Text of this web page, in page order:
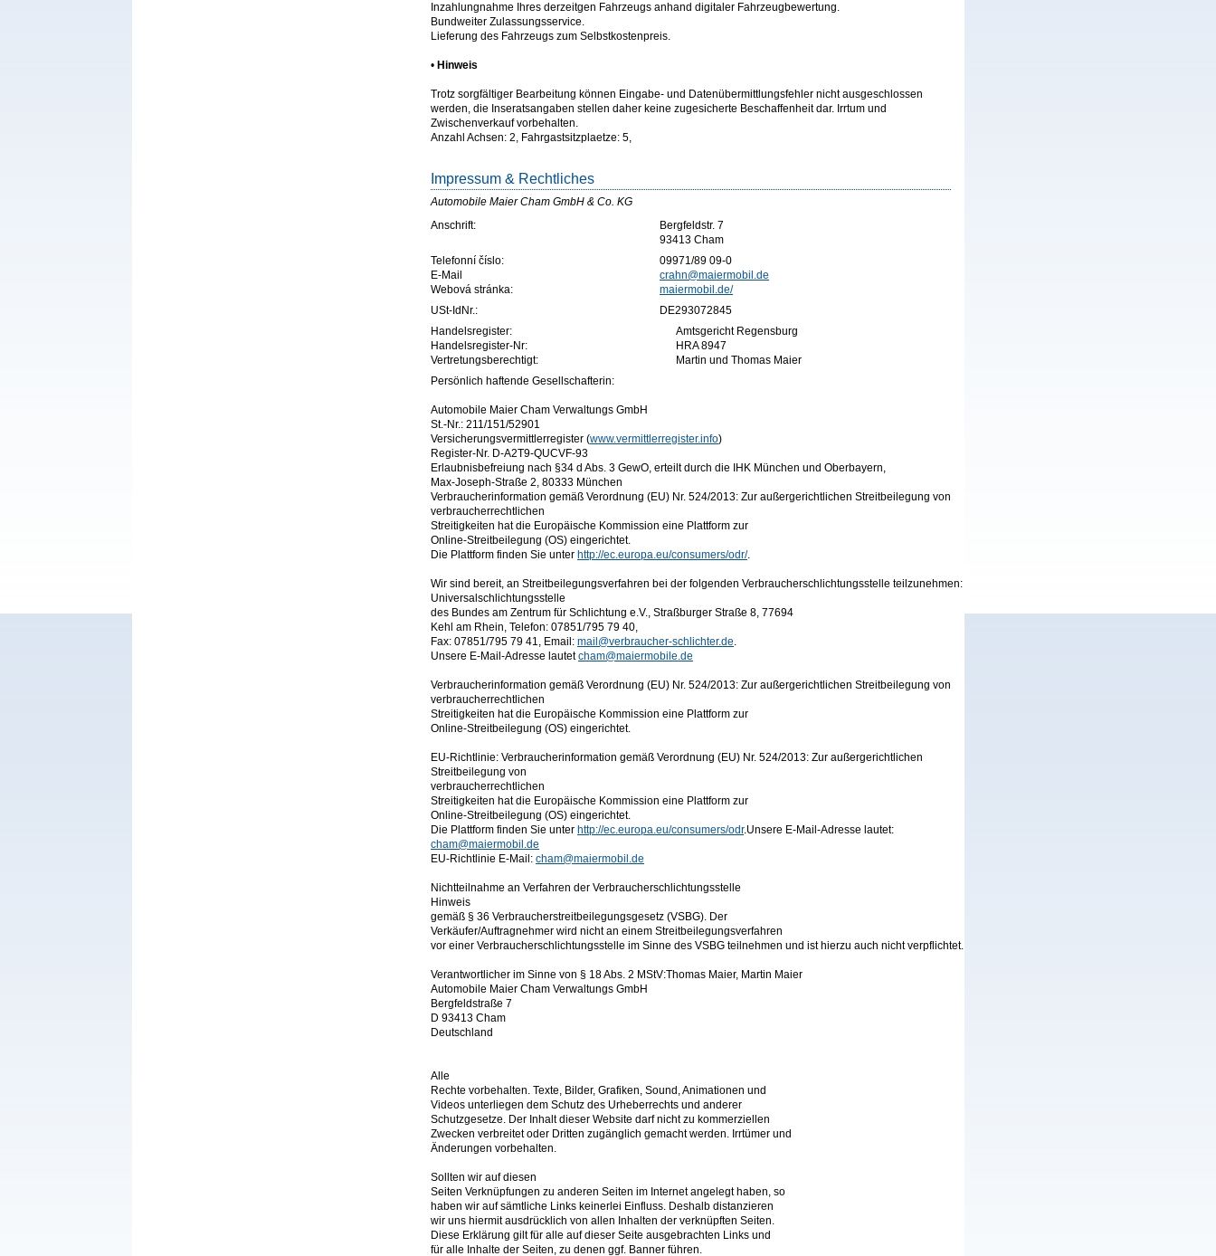
Inzahlungnahme Ihres derzeitgen Fahrzeugs anhand digitaler Fahrzeugbewertung.
Bundweiter Zulassungsservice.
Lieferung des Fahrzeugs zum Selbstkostenpreis.
• Hinweis
Trotz sorgfältiger Bearbeitung können Eingabe- und Datenübermittlungsfehler nicht ausgeschlossen
werden, die Inseratsangaben stellen daher keine zugesicherte Beschaffenheit dar. Irrtum und
Zwischenverkauf vorbehalten.
Anzahl Achsen: 2, Fahrgastsitzplaetze: 5,
Impressum & Rechtliches
Automobile Maier Cham GmbH & Co. KG
Anschrift:
Bergfeldstr. 7
93413 Cham
Telefonní číslo:
09971/89 09-0
E-Mail
crahn@maiermobil.de
Webová stránka:
maiermobil.de/
USt-IdNr.:
DE293072845
Handelsregister:
Amtsgericht Regensburg
Handelsregister-Nr:
HRA 8947
Vertretungsberechtigt:
Martin und Thomas Maier
Persönlich haftende Gesellschafterin:
Automobile Maier Cham Verwaltungs GmbH
St.-Nr.: 211/151/52901
Versicherungsvermittlerregister (www.vermittlerregister.info)
Register-Nr. D-A2T9-QUCVF-93
Erlaubnisbefreiung nach §34 d Abs. 3 GewO, erteilt durch die IHK München und Oberbayern,
Max-Joseph-Straße 2, 80333 München
Verbraucherinformation gemäß Verordnung (EU) Nr. 524/2013: Zur außergerichtlichen Streitbeilegung von
verbraucherrechtlichen
Streitigkeiten hat die Europäische Kommission eine Plattform zur
Online-Streitbeilegung (OS) eingerichtet.
Die Plattform finden Sie unter http://ec.europa.eu/consumers/odr/.
Wir sind bereit, an Streitbeilegungsverfahren bei der folgenden Verbraucherschlichtungsstelle teilzunehmen:
Universalschlichtungsstelle
des Bundes am Zentrum für Schlichtung e.V., Straßburger Straße 8, 77694
Kehl am Rhein, Telefon: 07851/795 79 40,
Fax: 07851/795 79 41, Email: mail@verbraucher-schlichter.de.
Unsere E-Mail-Adresse lautetcham@maiermobile.de
Verbraucherinformation gemäß Verordnung (EU) Nr. 524/2013: Zur außergerichtlichen Streitbeilegung von
verbraucherrechtlichen
Streitigkeiten hat die Europäische Kommission eine Plattform zur
Online-Streitbeilegung (OS) eingerichtet.
EU-Richtlinie: Verbraucherinformation gemäß Verordnung (EU) Nr. 524/2013: Zur außergerichtlichen
Streitbeilegung von
verbraucherrechtlichen
Streitigkeiten hat die Europäische Kommission eine Plattform zur
Online-Streitbeilegung (OS) eingerichtet.
Die Plattform finden Sie unter http://ec.europa.eu/consumers/odr.Unsere E-Mail-Adresse lautet:
cham@maiermobil.de
EU-Richtlinie E-Mail: cham@maiermobil.de
Nichtteilnahme an Verfahren der Verbraucherschlichtungsstelle
Hinweis
gemäß § 36 Verbraucherstreitbeilegungsgesetz (VSBG). Der
Verkäufer/Auftragnehmer wird nicht an einem Streitbeilegungsverfahren
vor einer Verbraucherschlichtungsstelle im Sinne des VSBG teilnehmen und ist hierzu auch nicht verpflichtet.
Verantwortlicher im Sinne von § 18 Abs. 2 MStV:Thomas Maier, Martin Maier
Automobile Maier Cham Verwaltungs GmbH
Bergfeldstraße 7
D 93413 Cham
Deutschland
Alle
Rechte vorbehalten. Texte, Bilder, Grafiken, Sound, Animationen und
Videos unterliegen dem Schutz des Urheberrechts und anderer
Schutzgesetze. Der Inhalt dieser Website darf nicht zu kommerziellen
Zwecken verbreitet oder Dritten zugänglich gemacht werden. Irrtümer und
Änderungen vorbehalten.
Sollten wir auf diesen
Seiten Verknüpfungen zu anderen Seiten im Internet angelegt haben, so
haben wir auf sämtliche Links keinerlei Einfluss. Deshalb distanzieren
wir uns hiermit ausdrücklich von allen Inhalten der verknüpften Seiten.
Diese Erklärung gilt für alle auf dieser Seite ausgebrachten Links und
für alle Inhalte der Seiten, zu denen ggf. Banner führen.